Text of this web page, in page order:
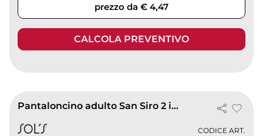
prezzo da € 4,47
CALCOLA PREVENTIVO
Pantaloncino adulto San Siro 2 in 100% poliestere
CODICE ART.